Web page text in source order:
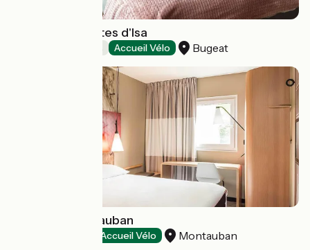
Chambres d'hôtes d'Isa
Accueil Vélo Bugeat
Hôtel Ibis Montauban
Accueil Vélo Montauban